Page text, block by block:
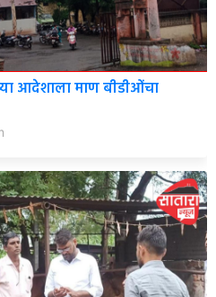
आदेशाला माण बीडीओंचा